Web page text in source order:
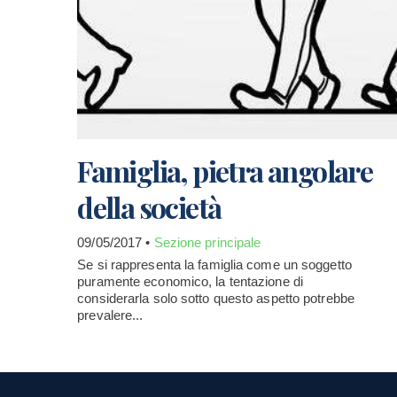
Famiglia, pietra angolare
della società
09/05/2017 • Sezione principale
Se si rappresenta la famiglia come un soggetto
puramente economico, la tentazione di
considerarla solo sotto questo aspetto potrebbe
prevalere...